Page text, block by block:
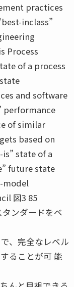
practices
inclass”
Process
of a process
and software
performance
of similar
based on
state of a
future state
model
図3 85
タンダードをベ
、完全なレベル
ることが可 能